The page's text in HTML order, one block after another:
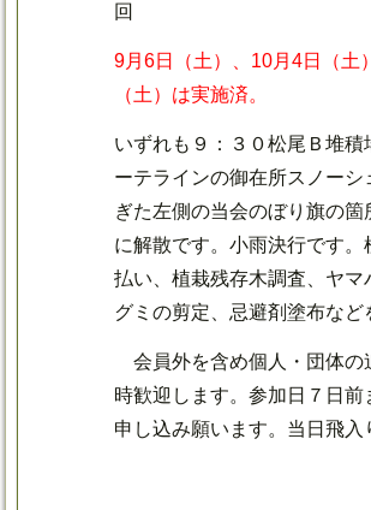
回
9月6日（土）、10月4日
（土）は実施済。
いずれも９：３０松尾Ｂ堆積
ーテラインの御在所スノーシ
ぎた左側の当会のぼり旗の箇
に解散です。小雨決行です。
払い、植栽残存木調査、ヤマ
グミの剪定、忌避剤塗布など
会員外を含め個人・団体の
時歓迎します。参加日７日前
申し込み願います。当日飛入